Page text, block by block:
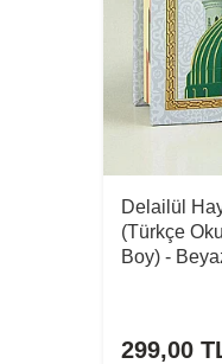
Delailül
(Türkçe
Boy) -
299,00